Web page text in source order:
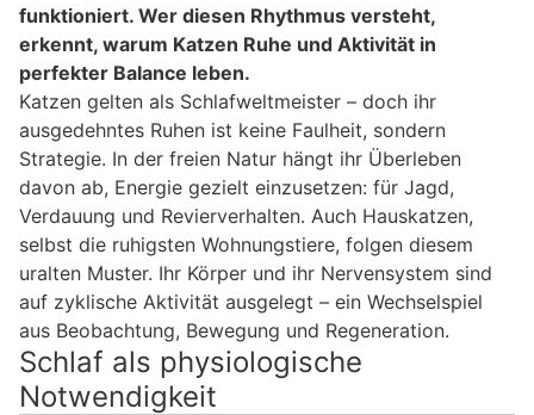
funktioniert. Wer diesen Rhythmus versteht,
erkennt, warum Katzen Ruhe und Aktivität in
perfekter Balance leben.
Katzen gelten als Schlafweltmeister – doch ihr
ausgedehntes Ruhen ist keine Faulheit, sondern
Strategie. In der freien Natur hängt ihr Überleben
davon ab, Energie gezielt einzusetzen: für Jagd,
Verdauung und Revierverhalten. Auch Hauskatzen,
selbst die ruhigsten Wohnungstiere, folgen diesem
uralten Muster. Ihr Körper und ihr Nervensystem sind
auf zyklische Aktivität ausgelegt – ein Wechselspiel
aus Beobachtung, Bewegung und Regeneration.
Schlaf als physiologische
Notwendigkeit